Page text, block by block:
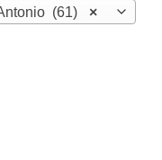
×
(61)